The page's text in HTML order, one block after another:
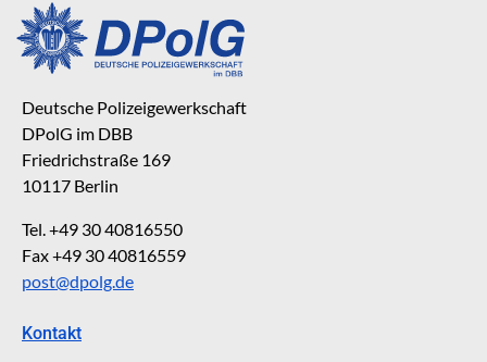
Deutsche Polizeigewerkschaft
DPolG im DBB
Friedrichstraße 169
10117 Berlin
Tel. +49 30 40816550
Fax +49 30 40816559
post@dpolg.de
Kontakt